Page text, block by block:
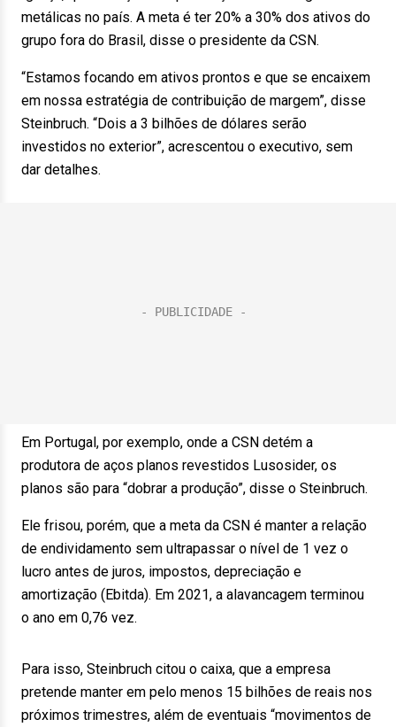
metálicas no país. A meta é ter 20% a 30% dos ativos do
grupo fora do Brasil, disse o presidente da CSN.
“Estamos focando em ativos prontos e que se encaixem
em nossa estratégia de contribuição de margem”, disse
Steinbruch. “Dois a 3 bilhões de dólares serão
investidos no exterior”, acrescentou o executivo, sem
dar detalhes.
Em Portugal, por exemplo, onde a CSN detém a
produtora de aços planos revestidos Lusosider, os
planos são para “dobrar a produção”, disse o Steinbruch.
Ele frisou, porém, que a meta da CSN é manter a relação
de endividamento sem ultrapassar o nível de 1 vez o
lucro antes de juros, impostos, depreciação e
amortização (Ebitda). Em 2021, a alavancagem terminou
o ano em 0,76 vez.
Para isso, Steinbruch citou o caixa, que a empresa
pretende manter em pelo menos 15 bilhões de reais nos
próximos trimestres, além de eventuais “movimentos de